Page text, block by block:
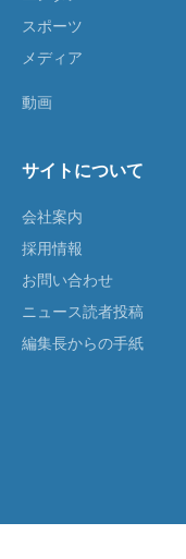
スポーツ
メディア
動画
サイトについて
会社案内
採用情報
お問い合わせ
ニュース読者投稿
編集長からの手紙